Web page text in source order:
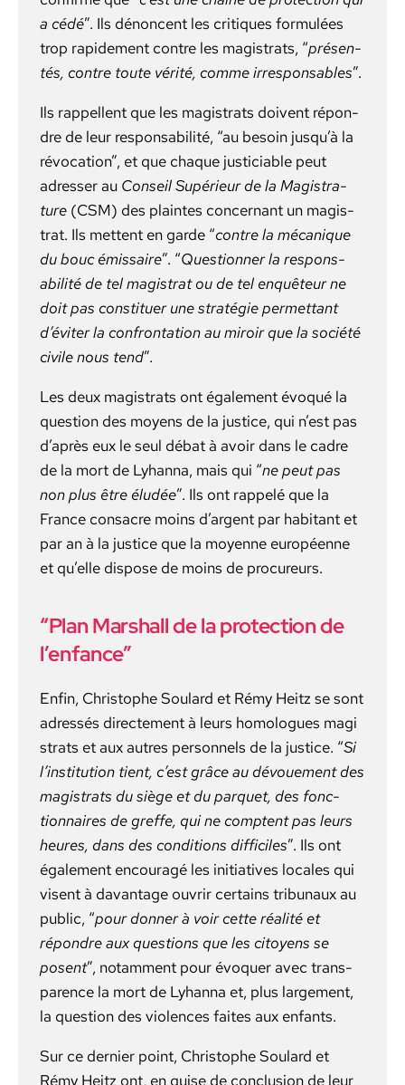
a cédé”. Ils dénon­cent les cri­tiques for­mulées
trop rapi­de­ment con­tre les mag­is­trats, “présen­
tés, con­tre toute vérité, comme irre­spon­s­ables”.
Ils rap­pel­lent que les mag­is­trats doivent répon­
dre de leur respon­s­abil­ité, “au besoin jusqu’à la
révo­ca­tion”, et que chaque jus­ti­cia­ble peut
adress­er au Con­seil Supérieur de la Mag­i­s­tra­
ture (CSM) des plaintes con­cer­nant un mag­is­
trat. Ils met­tent en garde “con­tre la mécanique
du bouc émis­saire”. “Ques­tion­ner la respon­s­
abil­ité de tel mag­is­trat ou de tel enquê­teur ne
doit pas con­stituer une stratégie per­me­t­tant
d’éviter la con­fronta­tion au miroir que la société
civile nous tend”.
Les deux mag­is­trats ont égale­ment évo­qué la
ques­tion des moyens de la jus­tice, qui n’est pas
d’après eux le seul débat à avoir dans le cadre
de la mort de Lyhan­na, mais qui “ne peut pas
non plus être éludée”. Ils ont rap­pelé que la
France con­sacre moins d’argent par habi­tant et
par an à la jus­tice que la moyenne européenne
et qu’elle dis­pose de moins de pro­cureurs.
“Plan Marshall de la protection de
l’enfance”
Enfin, Christophe Soulard et Rémy Heitz se sont
adressés directe­ment à leurs homo­logues mag­i
s­trats et aux autres per­son­nels de la jus­tice. “Si
l’institution tient, c’est grâce au dévoue­ment des
mag­is­trats du siège et du par­quet, des fonc­
tion­naires de greffe, qui ne comptent pas leurs
heures, dans des con­di­tions dif­fi­ciles”. Ils ont
égale­ment encour­agé les ini­tia­tives locales qui
visent à davan­tage ouvrir cer­tains tri­bunaux au
pub­lic, “pour don­ner à voir cette réal­ité et
répon­dre aux ques­tions que les citoyens se
posent”, notam­ment pour évo­quer avec trans­
parence la mort de Lyhan­na et, plus large­ment,
la ques­tion des vio­lences faites aux enfants.
Sur ce dernier point, Christophe Soulard et
Rémy Heitz ont, en guise de con­clu­sion de leur